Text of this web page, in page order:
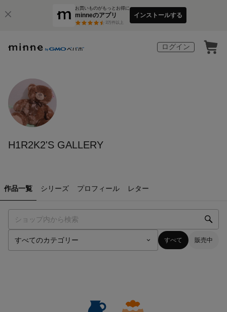
お買いものがもっとお得に
minneのアプリ
3万件以上
インストールする
ログイン
H1R2K2'S GALLERY
作品一覧 シリーズ プロフィール レター
すべて 販売中